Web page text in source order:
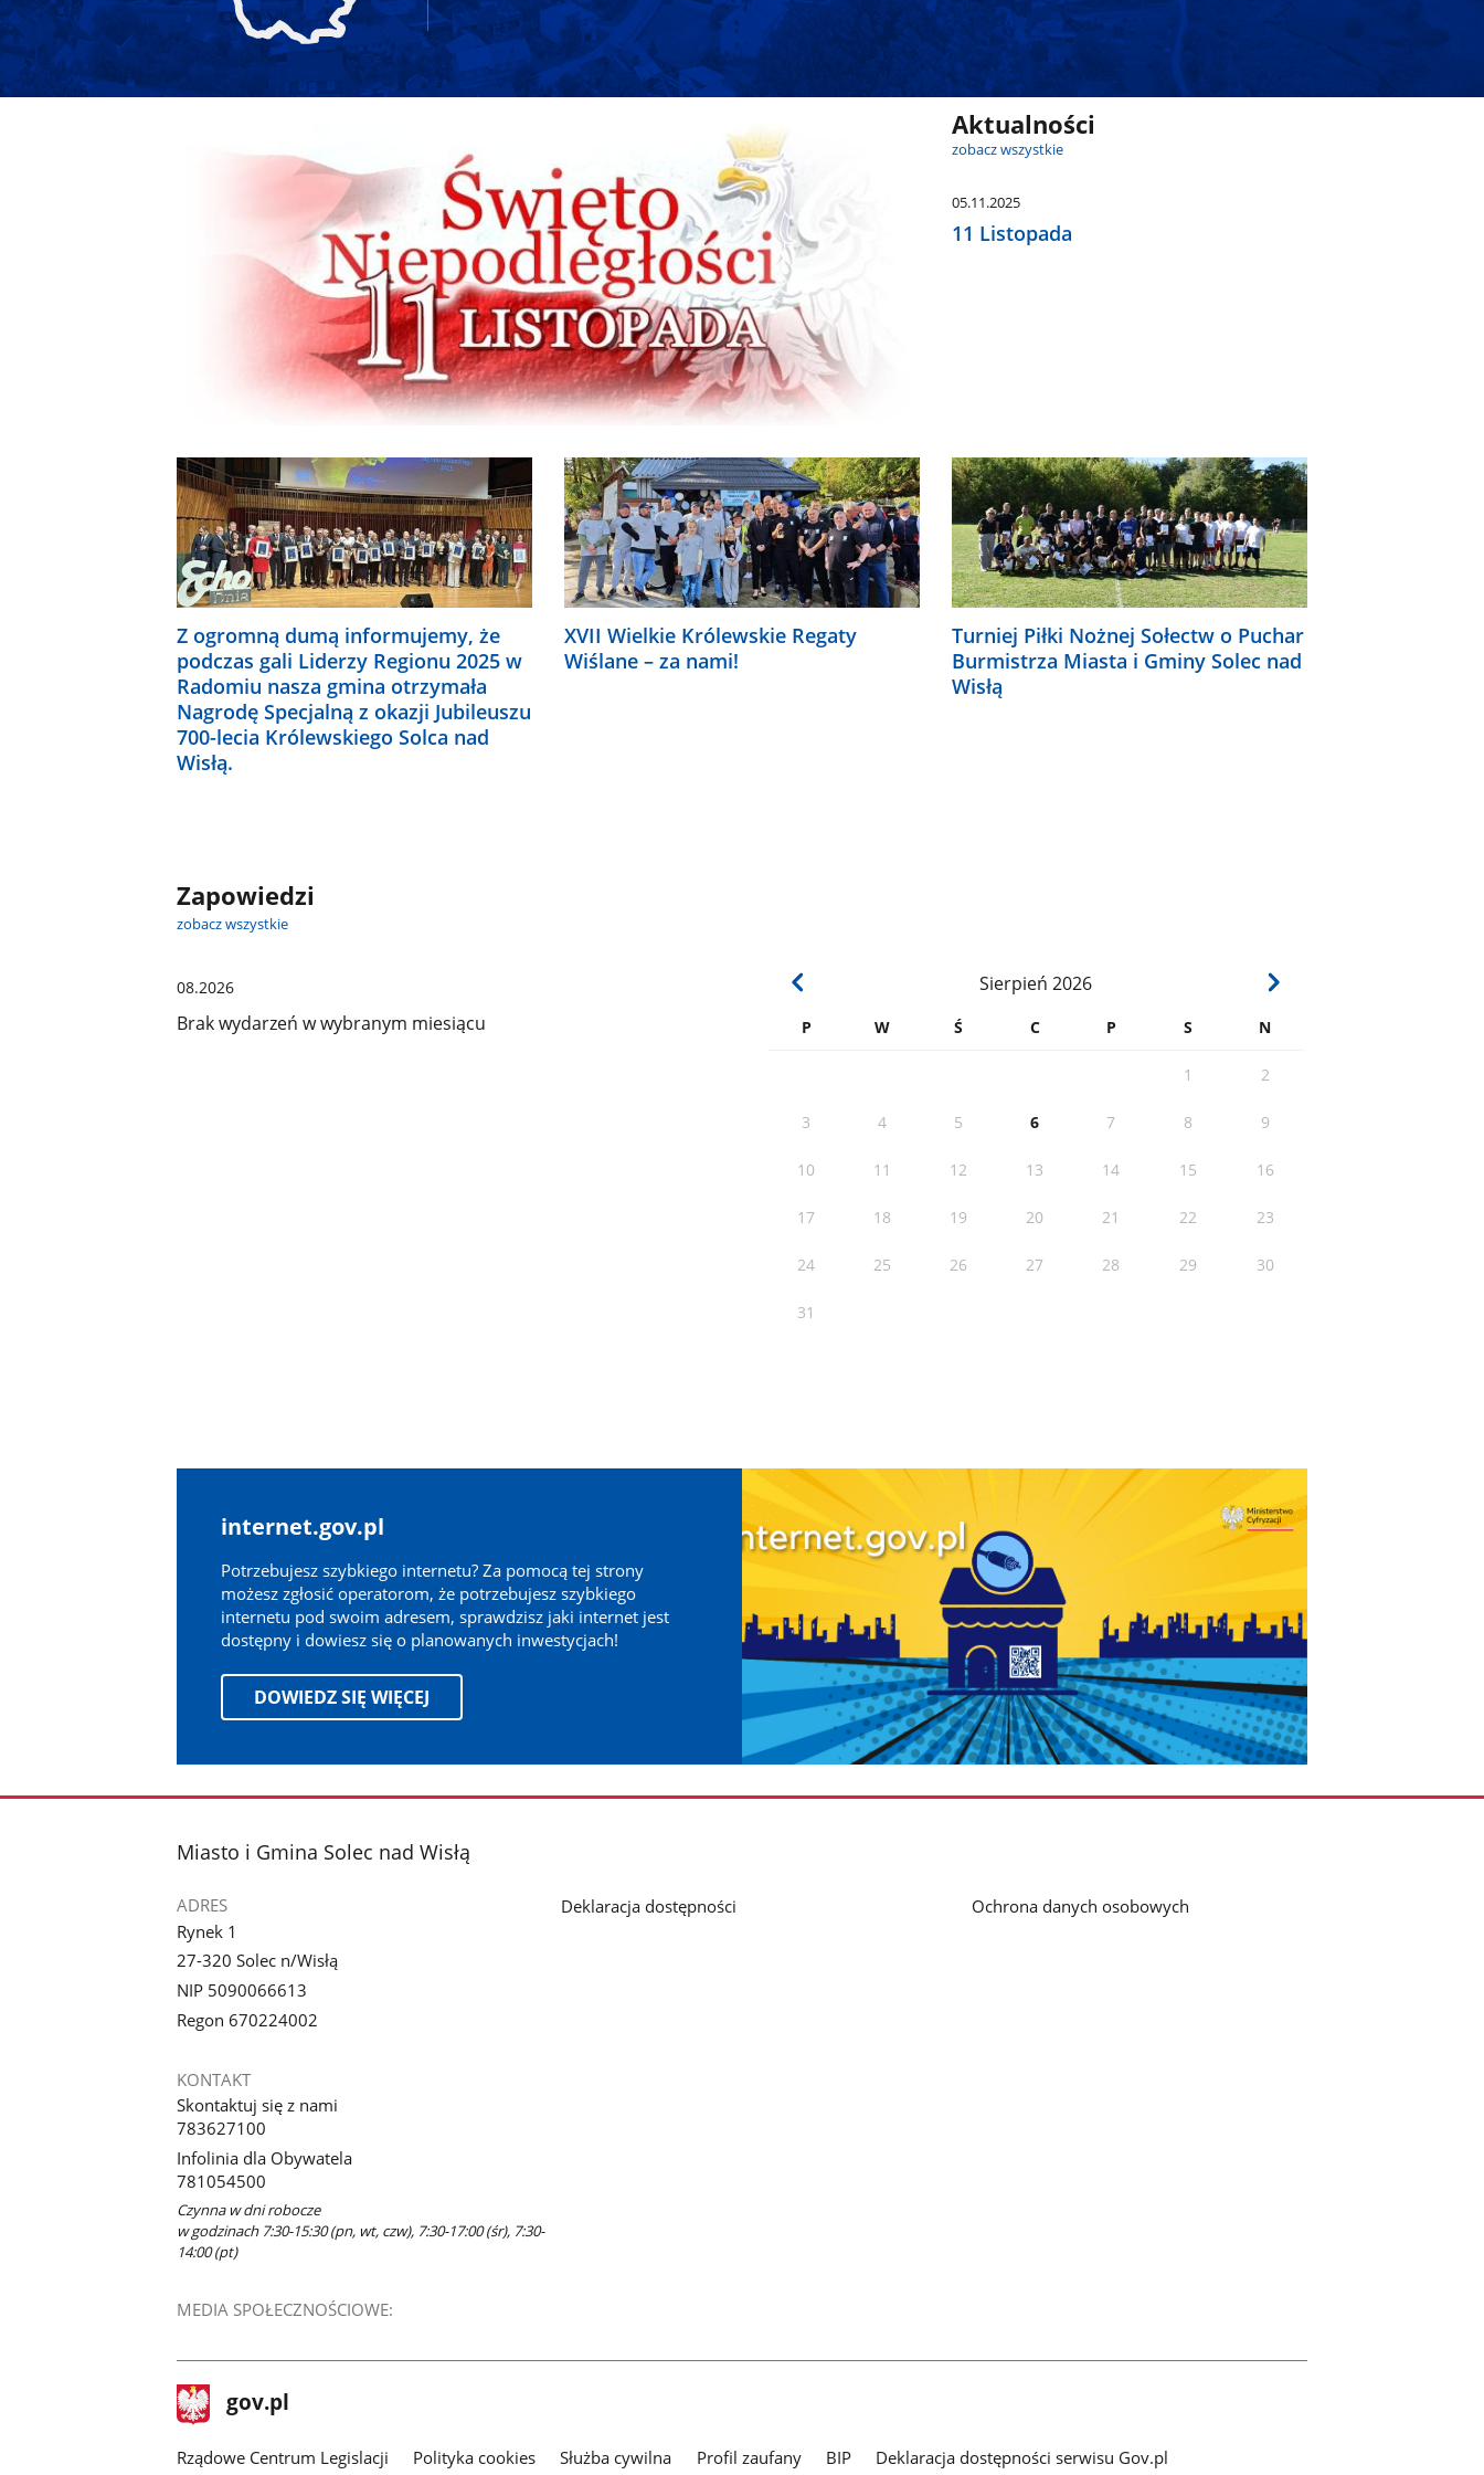
Aktualności
zobacz wszystkie
05.11.2025
11 Listopada
Z ogromną dumą informujemy, że
podczas gali Liderzy Regionu 2025 w
Radomiu nasza gmina otrzymała
Nagrodę Specjalną z okazji Jubileuszu
700-lecia Królewskiego Solca nad
Wisłą.
XVII Wielkie Królewskie Regaty
Wiślane – za nami!
Turniej Piłki Nożnej Sołectw o Puchar
Burmistrza Miasta i Gminy Solec nad
Wisłą
Zapowiedzi
zobacz wszystkie
Sierpień 2026
P W Ś C P S N
1 2
3 4 5 6 7 8 9
10 11 12 13 14 15 16
17 18 19 20 21 22 23
24 25 26 27 28 29 30
31
08.2026
Brak wydarzeń w wybranym miesiącu
internet.gov.pl
Potrzebujesz szybkiego internetu? Za pomocą tej strony
możesz zgłosić operatorom, że potrzebujesz szybkiego
internetu pod swoim adresem, sprawdzisz jaki internet jest
dostępny i dowiesz się o planowanych inwestycjach!
DOWIEDZ SIĘ WIĘCEJ
stopka
Miasto i Gmina Solec nad Wisłą
ADRES
Rynek 1
27-320 Solec n/Wisłą
NIP 5090066613
Regon 670224002
KONTAKT
Skontaktuj się z nami
783627100
Infolinia dla Obywatela
781054500
Czynna w dni robocze
w godzinach 7:30-15:30 (pn, wt, czw), 7:30-17:00 (śr), 7:30-
14:00 (pt)
MEDIA SPOŁECZNOŚCIOWE:
Deklaracja dostępności Ochrona danych osobowych
stopka
gov.pl Strona
gov.pl
Rządowe Centrum Legislacji Polityka cookies Służba cywilna Profil zaufany BIP Deklaracja dostępności serwisu Gov.pl